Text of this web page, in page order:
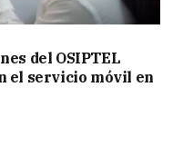
del OSIPTEL
el servicio móvil en